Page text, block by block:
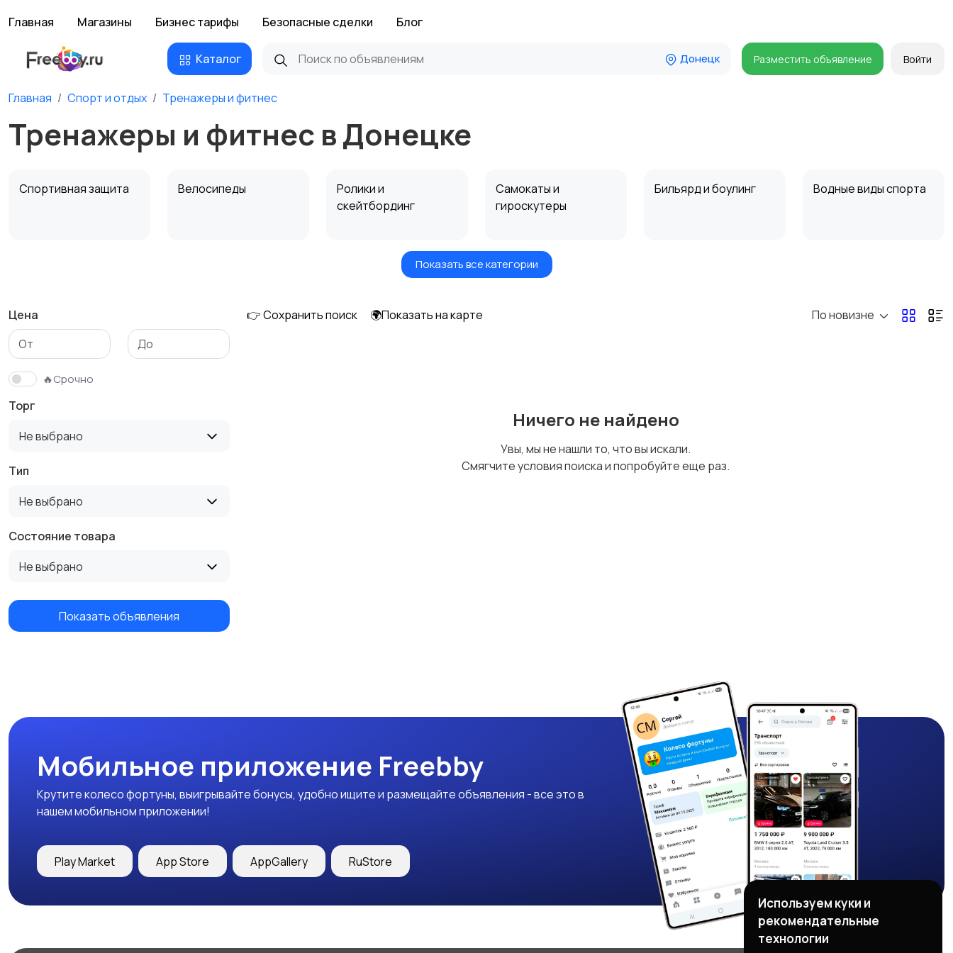
Главная Магазины Бизнес тарифы Безопасные сделки Блог
Каталог Донецк Разместить объявление Войти
Главная Спорт и отдых Тренажеры и фитнес
Тренажеры и фитнес в Донецке
Спортивная защита Велосипеды
Ролики и
скейтбординг
Самокаты и
гироскутеры
Бильярд и боулинг Водные виды спорта
Игры с мячом Охота и рыбалка
Тренажеры и фитнес Спортивное питание
Показать все категории
Цена
🔥Срочно
Торг
Не выбрано
Тип
Не выбрано
Состояние товара
Не выбрано
Показать объявления
👉 Сохранить поиск 🌍Показать на карте По новизне
Ничего не найдено
Увы, мы не нашли то, что вы искали.
Смягчите условия поиска и попробуйте еще раз.
Мобильное приложение Freebby
Крутите колесо фортуны, выигрывайте бонусы, удобно ищите и размещайте объявления - все это в
нашем мобильном приложении!
Play Market App Store AppGallery RuStore
Используем куки и
рекомендательные
технологии